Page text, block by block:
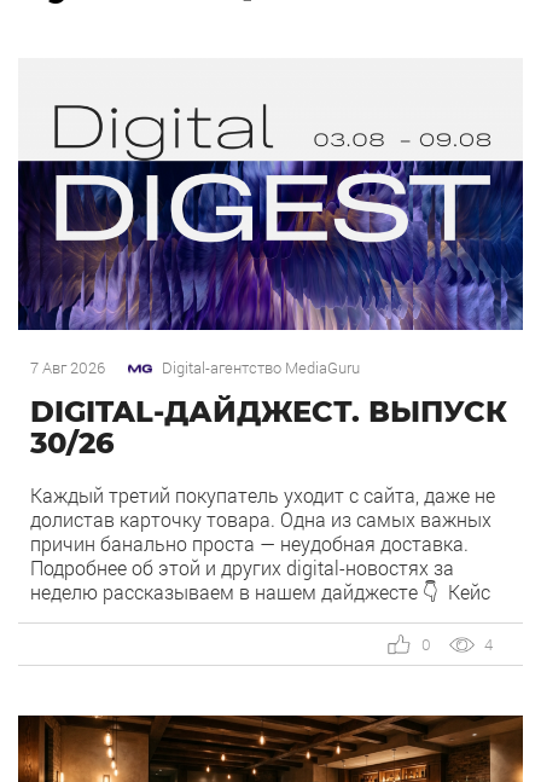
7 Авг 2026 Digital-агентство MediaGuru
DIGITAL-ДАЙДЖЕСТ. ВЫПУСК
30/26
Каждый третий покупатель уходит с сайта, даже не
долистав карточку товара. Одна из самых важных
причин банально проста — неудобная доставка.
Подробнее об этой и других digital-новостях за
неделю рассказываем в нашем дайджесте 👇 Кейс
дорогом гео страны. Агентство продвигает ресторан
OSH by Урюк в геоперформансе […]
4
0